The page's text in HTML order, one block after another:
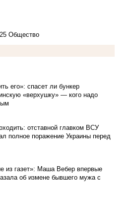
Общество
его»: спасет ли бункер
«верхушку» — кого надо
отставной главком ВСУ
полное поражение Украины перед
из газет»: Маша Вебер впервые
об измене бывшего мужа с